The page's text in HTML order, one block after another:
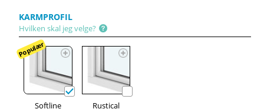
KARMPROFIL
Hvilken skal jeg velge?
Populær
Softline Rustical